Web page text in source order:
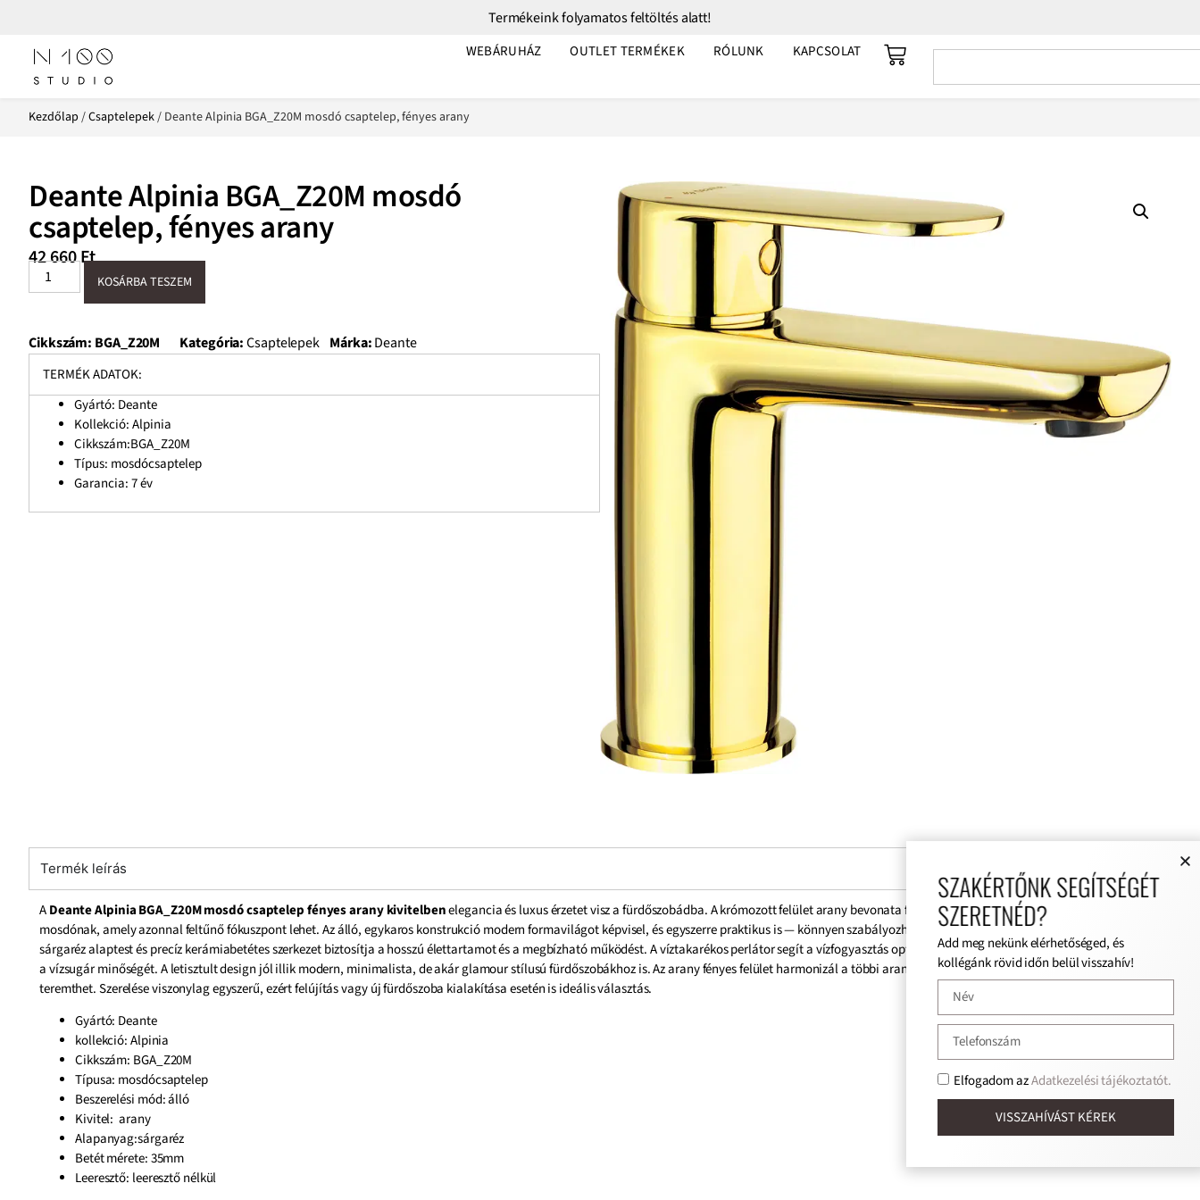
Termékeink folyamatos feltöltés alatt!
WEBÁRUHÁZ OUTLET TERMÉKEK RÓLUNK KAPCSOLAT
Kezdőlap /Csaptelepek/ Deante Alpinia BGA_Z20M mosdó csaptelep, fényes arany
Deante Alpinia BGA_Z20M mosdó
csaptelep, fényes arany
42 660Ft
KOSÁRBA TESZEM
Cikkszám: BGA_Z20M Kategória:Csaptelepek Márka:Deante
TERMÉK ADATOK:
Gyártó: Deante
Kollekció: Alpinia
Cikkszám:BGA_Z20M
Típus: mosdócsaptelep
Garancia: 7 év
Termék leírás
ADeante Alpinia BGA_Z20M mosdó csaptelep fényes arany kivitelbenelegancia és luxus érzetet visz a fürdőszobádba. A krómozott felület arany bevonata fényes, elegáns megjelenést kölcsönöz a
mosdónak, amely azonnal feltűnő fókuszpont lehet. Az álló, egykaros konstrukció modern formavilágot képvisel, és egyszerre praktikus is — könnyen szabályozható víz- és hőmérséklet. A magas minőségű
sárgaréz alaptest és precíz kerámiabetétes szerkezet biztosítja a hosszú élettartamot és a megbízható működést. A víztakarékos perlátor segít a vízfogyasztás optimalizálásában, anélkül, hogy veszélyeztetné
a vízsugár minőségét. A letisztult design jól illik modern, minimalista, de akár glamour stílusú fürdőszobákhoz is. Az arany fényes felület harmonizál a többi arany vagy króm kiegészítővel, így egységes stílust
teremthet. Szerelése viszonylag egyszerű, ezért felújítás vagy új fürdőszoba kialakítása esetén is ideális választás.
Gyártó: Deante
kollekció: Alpinia
Cikkszám: BGA_Z20M
Típusa: mosdócsaptelep
Beszerelési mód: álló
Kivitel: arany
Alapanyag:sárgaréz
Betét mérete: 35mm
Leeresztő: leeresztő nélkül
SZAKÉRTŐNK SEGÍTSÉGÉT
SZERETNÉD?
Add meg nekünk elérhetőséged, és
kollégánk rövid időn belül visszahív!
Elfogadom azAdatkezelési tájékoztatót.
VISSZAHÍVÁST KÉREK